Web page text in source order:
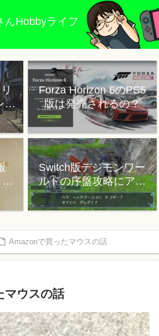
んHobbyライフ
イ
Forza Horizon 6のPS5
版は発売されるの？
Switch版デジモンワー
ルドの序盤攻略にアド
バイス
Amazonで買ったマウスの話
マウスの話